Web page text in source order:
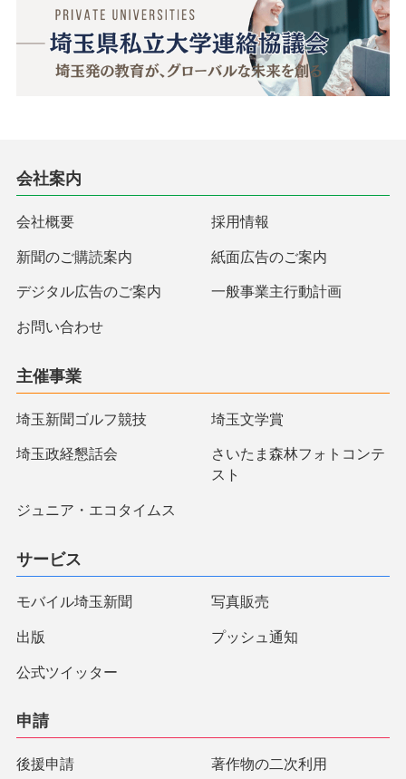
会社案内
会社概要 採用情報
新聞のご購読案内 紙面広告のご案内
デジタル広告のご案内 一般事業主行動計画
お問い合わせ
主催事業
埼玉新聞ゴルフ競技 埼玉文学賞
埼玉政経懇話会
さいたま森林フォトコンテ
スト
ジュニア・エコタイムス
サービス
モバイル埼玉新聞 写真販売
出版 プッシュ通知
公式ツイッター
申請
後援申請 著作物の二次利用